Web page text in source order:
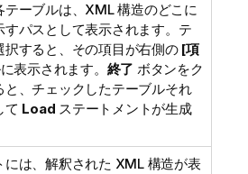
テーブルは、XML 構造のどこに
すパスとして表示されます。テ
択すると、その項目が右側の [項
表示されます。 終了 ボタンをク
と、チェックしたテーブルそれ
て Load ステートメントが生成
には、解釈された XML 構造が表